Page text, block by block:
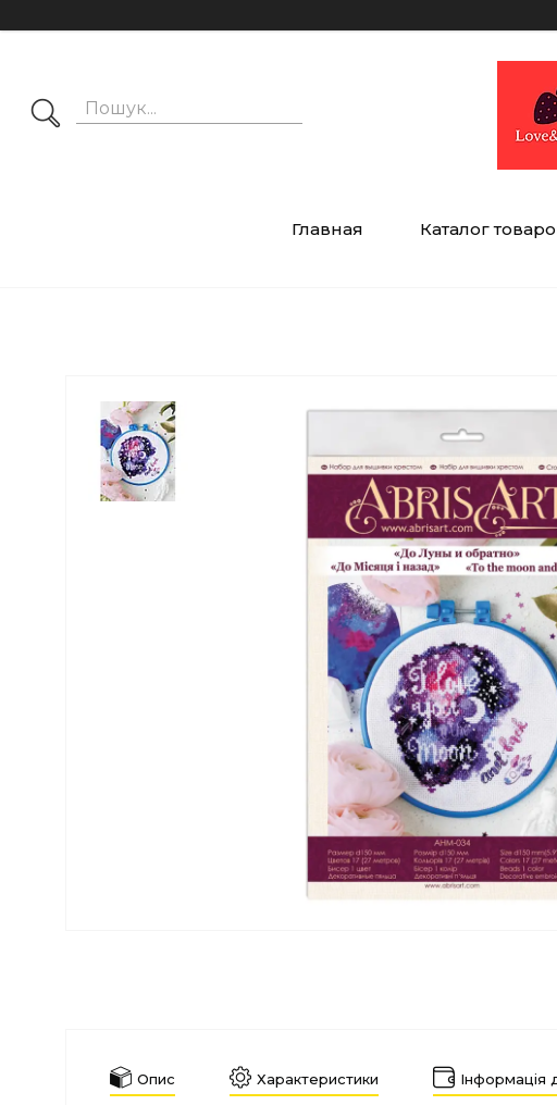
Главная Каталог
Опис Характеристики Інформація